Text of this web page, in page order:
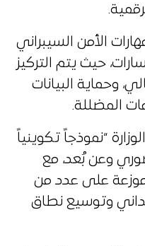
الأمن السيبراني
حيث يتم التركيز
وحماية البيانات
المضللة.
“نموذجاً تكوينياً
وعن بُعد، مع
موزعة على عدد من
وتوسيع نطاق